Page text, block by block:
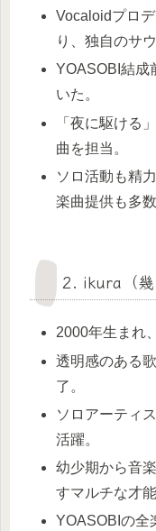
Vocaloidプロ
り、独自のサ
YOASOBI結成
いた。
「夜に駆ける
曲を担当。
ソロ活動も精
楽曲提供も多数
2. ikura（幾
2000年生まれ
透明感のある
了。
ソロアーティ
活躍。
幼少期から音
すマルチな才能
YOASOBIの全